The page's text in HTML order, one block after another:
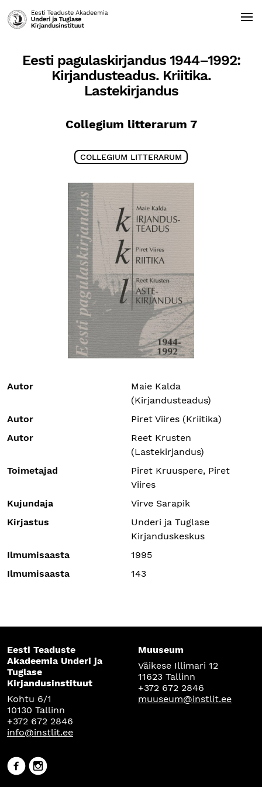
Eesti pagulaskirjandus 1944–1992:
Kirjandusteadus. Kriitika.
Lastekirjandus
Collegium litterarum 7
COLLEGIUM LITTERARUM
Autor
Maie Kalda
(Kirjandusteadus)
Autor
Piret Viires (Kriitika)
Autor
Reet Krusten
(Lastekirjandus)
Toimetajad
Piret Kruuspere, Piret
Viires
Kujundaja
Virve Sarapik
Kirjastus
Underi ja Tuglase
Kirjanduskeskus
Ilmumisaasta
1995
Ilmumisaasta
143
Eesti Teaduste
Akadeemia Underi ja
Tuglase
Kirjandusinstituut
Kohtu 6/1
10130 Tallinn
+372 672 2846
info@instlit.ee
Muuseum
Väikese Illimari 12
11623 Tallinn
+372 672 2846
muuseum@instlit.ee